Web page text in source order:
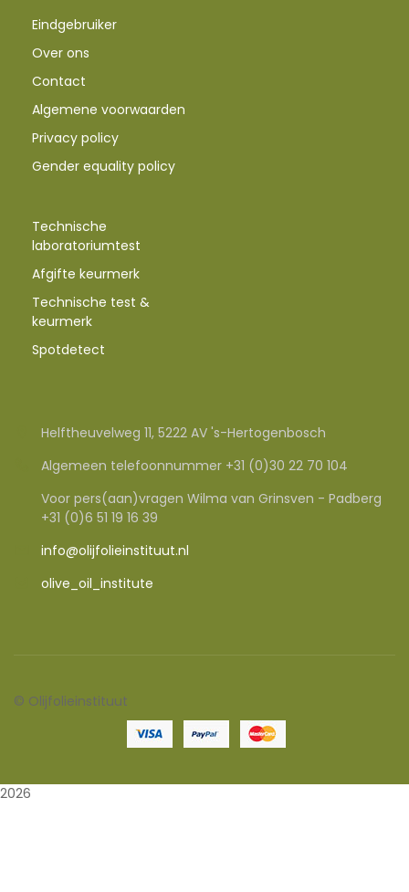
Eindgebruiker
Over ons
Contact
Algemene voorwaarden
Privacy policy
Gender equality policy
Technische
laboratoriumtest
Afgifte keurmerk
Technische test &
keurmerk
Spotdetect
Helftheuvelweg 11, 5222 AV 's-Hertogenbosch
Algemeen telefoonnummer +31 (0)30 22 70 104
Voor pers(aan)vragen Wilma van Grinsven - Padberg
+31 (0)6 51 19 16 39
info@olijfolieinstituut.nl
olive_oil_institute
© Olijfolieinstituut
2026